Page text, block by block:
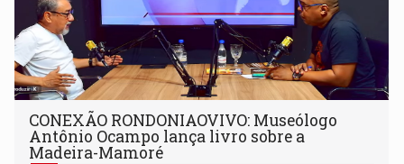
CONEXÃO RONDONIAOVIVO: Museólogo
Antônio Ocampo lança livro sobre a
Madeira-Mamoré